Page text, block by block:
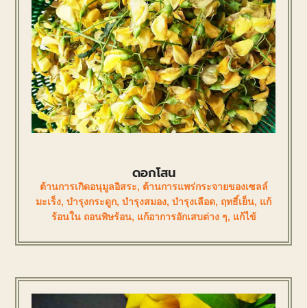
ดอกโสน
ต้านการเกิดอนุมูลอิสระ, ต้านการแพร่กระจายของเซลล์
มะเร็ง, บำรุงกระดูก, บำรุงสมอง, บำรุงเลือด, ฤทธิ์เย็น, แก้
ร้อนใน ถอนพิษร้อน, แก้อาการอักเสบต่าง ๆ, แก้ไข้